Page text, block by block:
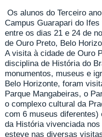
Os alunos do Terceiro
Campus Guarapari do
entre os dias 21 e 24 de
de Ouro Preto, Belo
A visita à cidade de Ouro
disciplina de História do
monumentos, museus e
Belo Horizonte, foram
Parque Mangabeiras, o
o complexo cultural da
com 6 museus diferentes)
da História vivenciada
esteve nas diversas